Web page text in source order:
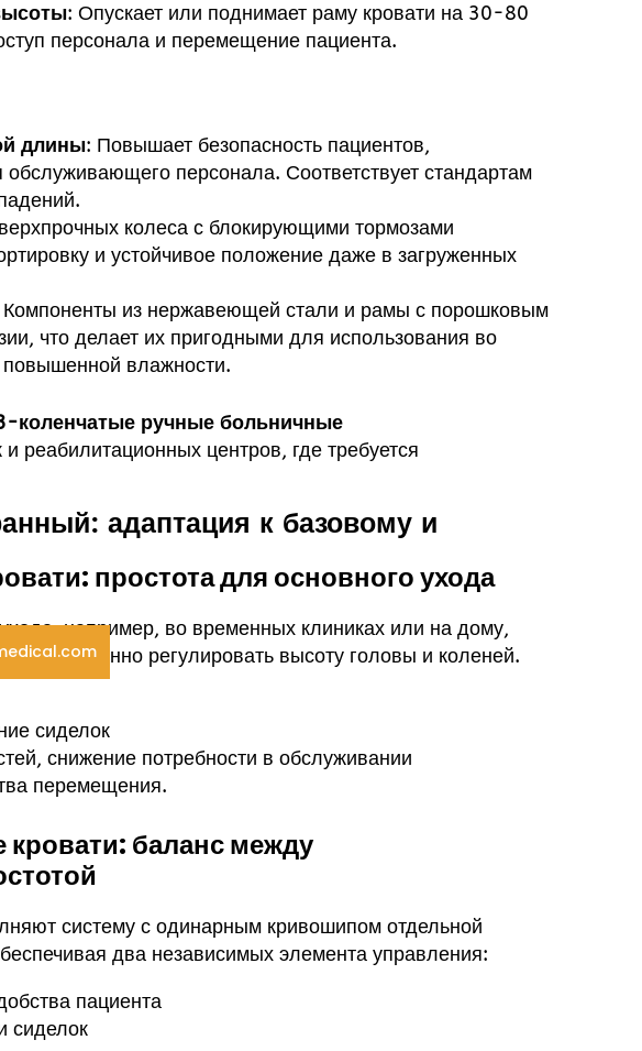
: Опускает или поднимает раму кровати на 30-80
персонала и перемещение пациента.
длины: Повышает безопасность пациентов,
обслуживающего персонала. Соответствует стандартам
колеса с блокирующими тормозами
и устойчивое положение даже в загруженных
Компоненты из нержавеющей стали и рамы с порошковым
что делает их пригодными для использования во
влажности.
коленчатые ручные больничные
реабилитационных центров, где требуется
адаптация к базовому и
простота для основного ухода
например, во временных клиниках или на дому,
регулировать высоту головы и коленей.
сиделок
снижение потребности в обслуживании
перемещения.
баланс между
систему с одинарным кривошипом отдельной
два независимых элемента управления:
пациента
сиделок